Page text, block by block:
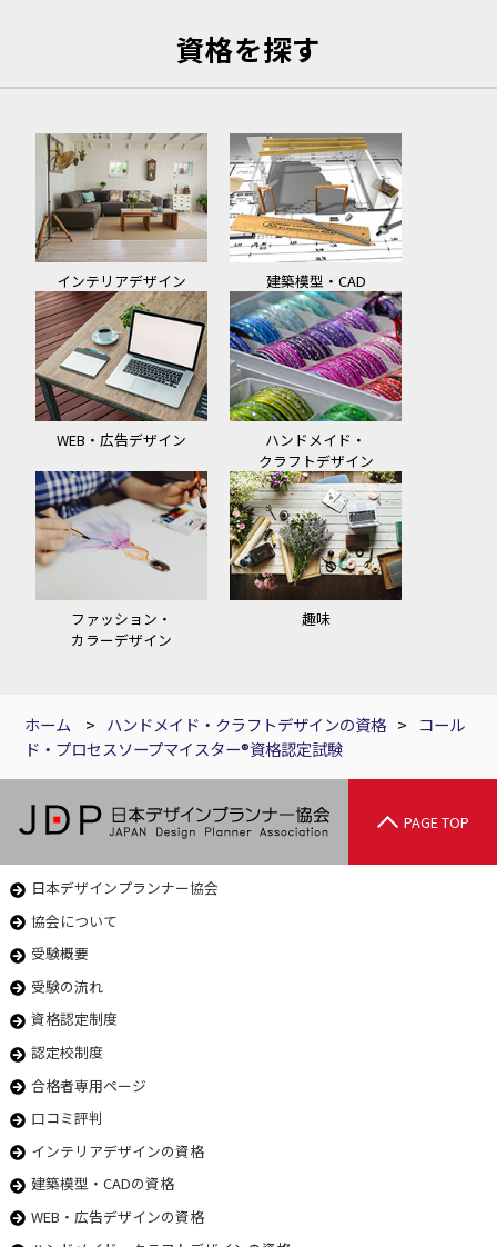
資格を探す
インテリアデザイン 建築模型・CAD
WEB・広告デザイン
ハンドメイド・
クラフトデザイン
ファッション・
カラーデザイン
趣味
ホーム > ハンドメイド・クラフトデザインの資格 >
コール
ド・プロセスソープマイスター®資格認定試験
PAGE TOP
日本デザインプランナー協会
協会について
受験概要
受験の流れ
資格認定制度
認定校制度
合格者専用ページ
口コミ評判
インテリアデザインの資格
建築模型・CADの資格
WEB・広告デザインの資格